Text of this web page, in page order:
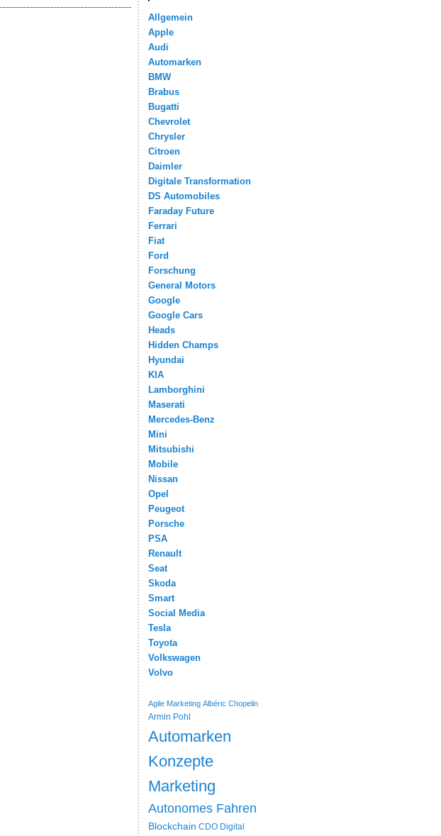
Allgemein
Apple
Audi
Automarken
BMW
Brabus
Bugatti
Chevrolet
Chrysler
Citroen
Daimler
Digitale Transformation
DS Automobiles
Faraday Future
Ferrari
Fiat
Ford
Forschung
General Motors
Google
Google Cars
Heads
Hidden Champs
Hyundai
KIA
Lamborghini
Maserati
Mercedes-Benz
Mini
Mitsubishi
Mobile
Nissan
Opel
Peugeot
Porsche
PSA
Renault
Seat
Skoda
Smart
Social Media
Tesla
Toyota
Volkswagen
Volvo
Agile Marketing Albéric Chopelin
Armin Pohl
Automarken
Konzepte
Marketing
Autonomes Fahren
Blockchain CDO Digital